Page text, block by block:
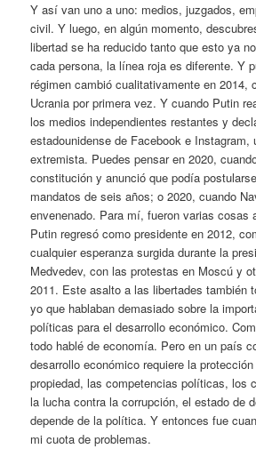
Y así van uno a uno: medios, juzgados,
civil. Y luego, en algún momento,
libertad se ha reducido tanto que esto ya
cada persona, la línea roja es diferente. Y
régimen cambió cualitativamente en 2014,
Ucrania por primera vez. Y cuando Putin
los medios independientes restantes y
estadounidense de Facebook e Instagram,
extremista. Puedes pensar en 2020,
constitución y anunció que podía
mandatos de seis años; o 2020, cuando
envenenado. Para mí, fueron varias cosas
Putin regresó como presidente en 2012,
cualquier esperanza surgida durante la
Medvedev, con las protestas en Moscú y
2011. Este asalto a las libertades también
yo que hablaban demasiado sobre la
políticas para el desarrollo económico.
todo hablé de economía. Pero en un país
desarrollo económico requiere la
propiedad, las competencias políticas, los
la lucha contra la corrupción, el estado de
depende de la política. Y entonces fue
mi cuota de problemas.